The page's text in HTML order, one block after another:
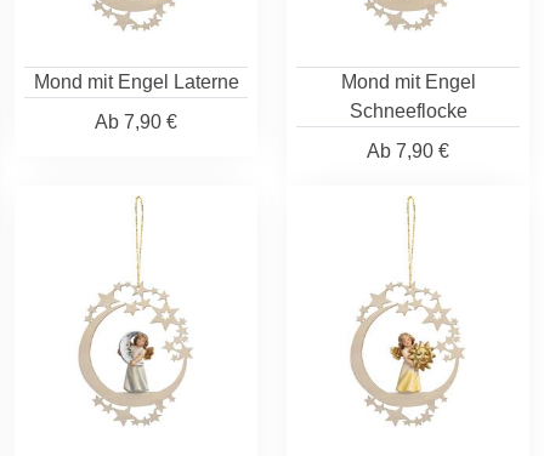
Mond mit Engel Laterne
Ab 7,90 €
Mond mit Engel
Schneeflocke
Ab 7,90 €